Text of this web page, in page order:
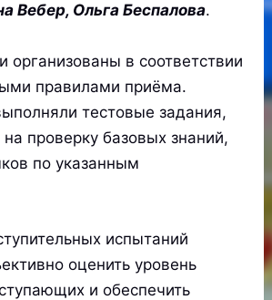
Вебер, Ольга Беспалова.
организованы в соответствии
правилами приёма.
тестовые задания,
проверку базовых знаний,
по указанным
испытаний
оценить уровень
и обеспечить